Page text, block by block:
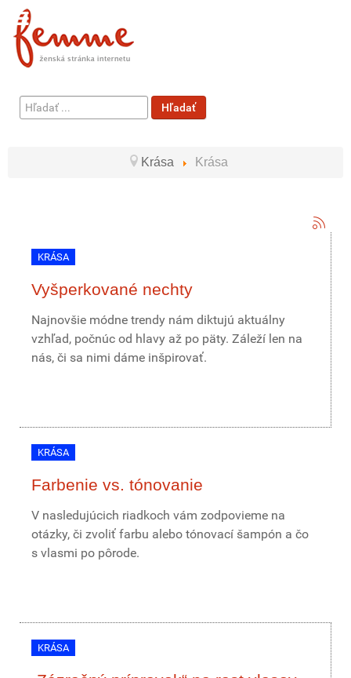
Hľadať
...
Hľadať
Krása Krása
KRÁSA
Vyšperkované nechty
Najnovšie módne trendy nám diktujú aktuálny
vzhľad, počnúc od hlavy až po päty. Záleží len na
nás, či sa nimi dáme inšpirovať.
KRÁSA
Farbenie vs. tónovanie
V nasledujúcich riadkoch vám zodpovieme na
otázky, či zvoliť farbu alebo tónovací šampón a čo
s vlasmi po pôrode.
KRÁSA